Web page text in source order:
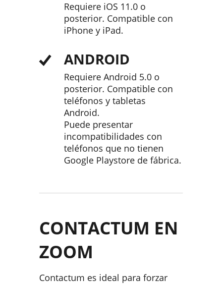
Requiere iOS 11.0 o
posterior. Compatible con
iPhone y iPad.
ANDROID
Requiere Android 5.0 o
posterior. Compatible con
teléfonos y tabletas
Android.
Puede presentar
incompatibilidades con
teléfonos que no tienen
Google Playstore de fábrica.
CONTACTUM EN
ZOOM
Contactum es ideal para forzar